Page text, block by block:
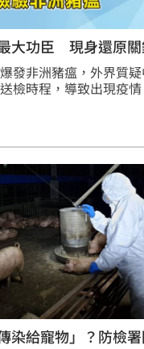
大功臣 現身還原關
發非洲豬瘟，外界質
檢時程，導致出現疫
究員黃有良也是成功守
原守住疫情的經過。
染給寵物」？防檢